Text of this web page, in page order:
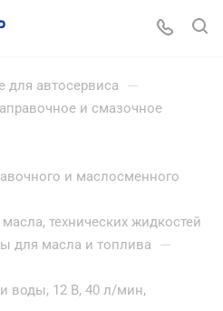
для автосервиса —
и смазочное
и маслосменного
технических жидкостей
для масла и топлива —
воды, 12 В, 40 л/мин,